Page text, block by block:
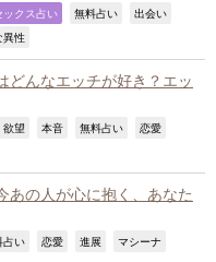
ックス占い 無料占い 出会い
異性
どんなエッチが好き？エッ
欲望 本音 無料占い 恋愛
あの人が心に抱く、あなた
占い 恋愛 進展 マシーナ